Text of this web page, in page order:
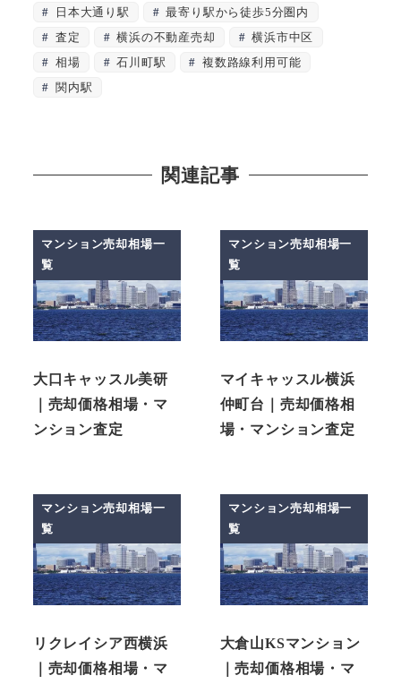
日本大通り駅
最寄り駅から徒歩5分圏内
査定
横浜の不動産売却
横浜市中区
相場
石川町駅
複数路線利用可能
関内駅
関連記事
マンション売却相場一
覧
大口キャッスル美研
｜売却価格相場・マ
ンション査定
マンション売却相場一
覧
マイキャッスル横浜
仲町台｜売却価格相
場・マンション査定
マンション売却相場一
覧
リクレイシア西横浜
｜売却価格相場・マ
マンション売却相場一
覧
大倉山KSマンション
｜売却価格相場・マ